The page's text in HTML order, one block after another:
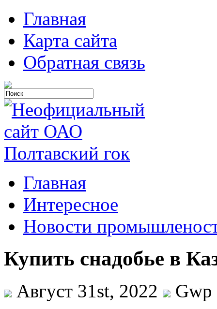
Главная
Карта сайта
Обратная связь
Главная
Интересное
Новости
Купить снадобье в
Август 31st, 2022
Gwp